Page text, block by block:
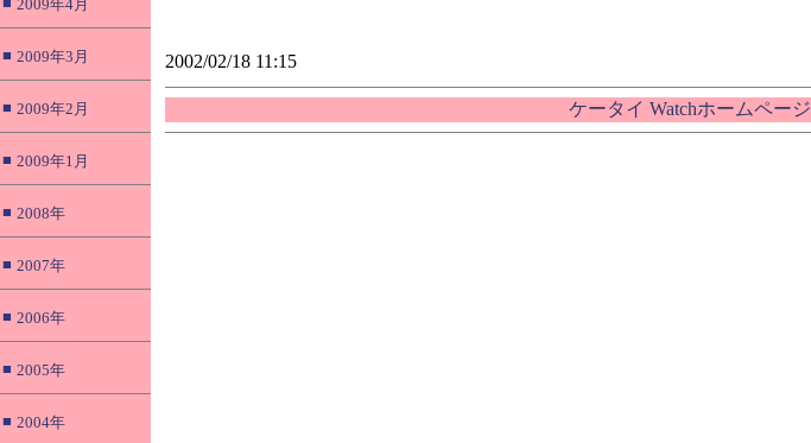
2009年4月
■ 2009年3月
■ 2009年2月
■ 2009年1月
■ 2008年
■ 2007年
■ 2006年
■ 2005年
■ 2004年
2002/02/18 11:15
ケータイ Watchホームページ